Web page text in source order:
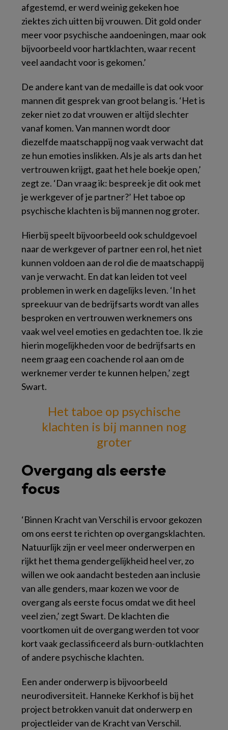
afgestemd, er werd weinig gekeken hoe
ziektes zich uitten bij vrouwen. Dit gold onder
meer voor psychische aandoeningen, maar ook
bijvoorbeeld voor hartklachten, waar recent
veel aandacht voor is gekomen.’
De andere kant van de medaille is dat ook voor
mannen dit gesprek van groot belang is. ‘Het is
zeker niet zo dat vrouwen er altijd slechter
vanaf komen. Van mannen wordt door
diezelfde maatschappij nog vaak verwacht dat
ze hun emoties inslikken. Als je als arts dan het
vertrouwen krijgt, gaat het hele boekje open,’
zegt ze. ‘Dan vraag ik: bespreek je dit ook met
je werkgever of je partner?’ Het taboe op
psychische klachten is bij mannen nog groter.
Hierbij speelt bijvoorbeeld ook schuldgevoel
naar de werkgever of partner een rol, het niet
kunnen voldoen aan de rol die de maatschappij
van je verwacht. En dat kan leiden tot veel
problemen in werk en dagelijks leven. ‘In het
spreekuur van de bedrijfsarts wordt van alles
besproken en vertrouwen werknemers ons
vaak wel veel emoties en gedachten toe. Ik zie
hierin mogelijkheden voor de bedrijfsarts en
neem graag een coachende rol aan om de
werknemer verder te kunnen helpen,’ zegt
Swart.
Het taboe op psychische
klachten is bij mannen nog
groter
Overgang als eerste
focus
‘Binnen Kracht van Verschilis ervoor gekozen
om ons eerst te richten op overgangsklachten.
Natuurlijk zijn er veel meer onderwerpen en
rijkt het thema gendergelijkheid heel ver, zo
willen we ook aandacht besteden aan inclusie
van alle genders, maar kozen we voor de
overgang als eerste focus omdat we dit heel
veel zien,’ zegt Swart. De klachten die
voortkomen uit de overgang werden tot voor
kort vaak geclassificeerd als burn-outklachten
of andere psychische klachten.
Een ander onderwerp is bijvoorbeeld
neurodiversiteit. Hanneke Kerkhof is bij het
project betrokken vanuit dat onderwerp en
projectleider van de Kracht van Verschil.